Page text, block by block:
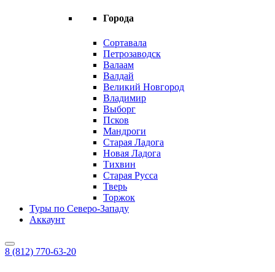
Города
Сортавала
Петрозаводск
Валаам
Валдай
Великий Новгород
Владимир
Выборг
Псков
Мандроги
Старая Ладога
Новая Ладога
Тихвин
Старая Русса
Тверь
Торжок
Туры по Северо-Западу
Аккаунт
8 (812) 770-63-20